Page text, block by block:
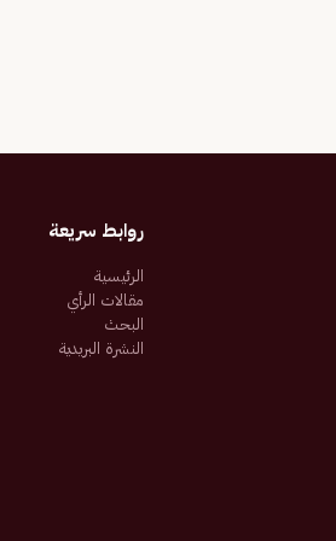
روابط سريعة
الرئيسية
مقالات الرأي
البحث
النشرة البريدية